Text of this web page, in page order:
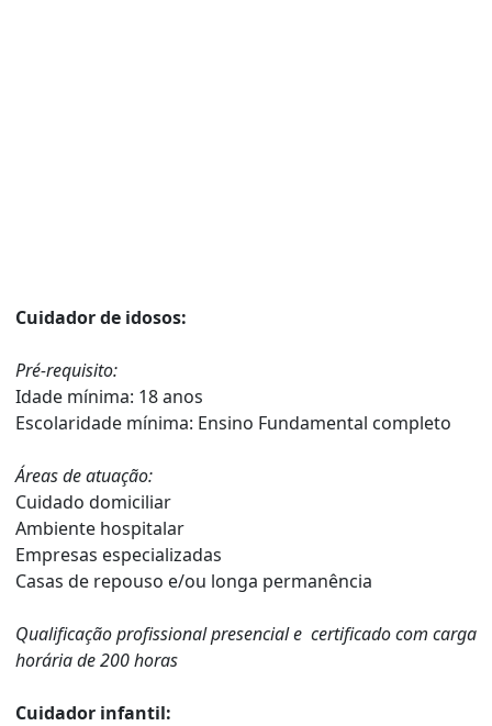
Cuidador de idosos:
Pré-requisito:
Idade mínima: 18 anos
Escolaridade mínima: Ensino Fundamental completo
Áreas de atuação:
Cuidado domiciliar
Ambiente hospitalar
Empresas especializadas
Casas de repouso e/ou longa permanência
Qualificação profissional presencial e certificado com carga
horária de 200 horas
Cuidador infantil: